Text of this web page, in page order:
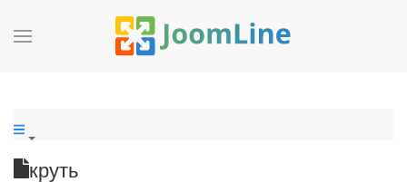
круть